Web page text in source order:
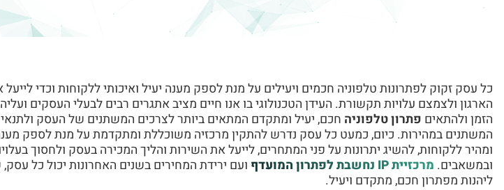
כל עסק זקוק לפתרונות טלפוניה חכמים ויעילים על מנת לספק מענה יעיל ואיכותי ללקוחות וכדי
הארגון ולצמצם עלויות תקשורת. העידן הטכנולוגי בו אנו חיים מציב אתגרים רבים לבעלי העסקים
הזמן ולהתאים פתרון טלפוניה חכם, יעיל ומתקדם המתאים ביותר לצרכים המשתנים של העסק
המשתנים במהירות. כיום, כמעט כל עסק נדרש להתקין מרכזיה משוכללת ומתקדמת על מנת לספק
ומהיר ללקוחות, להשיג יתרונות על פני המתחרים, לייעל את השירות והליך המכירה בעסק ולחסוך
ובמשאבים. מרכזיית IP נחשבת לפתרון המועדף
ועם ירידת המחירים בשנים האחרונות יכול כל עסק,
ליהנות מפתרון חכם, מתקדם ויעיל.